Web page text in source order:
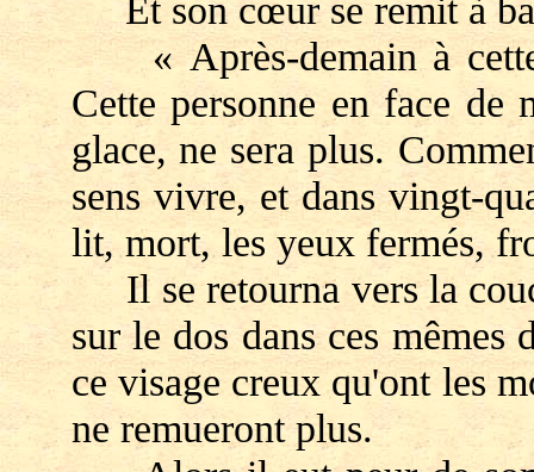
Et son cœur se remit à
« Après-demain à cette
Cette personne en face
glace, ne sera plus.
sens vivre, et dans vingt-
lit, mort, les yeux fermés,
Il se retourna vers la
sur le dos dans ces
ce visage creux qu'ont les
ne remueront plus.